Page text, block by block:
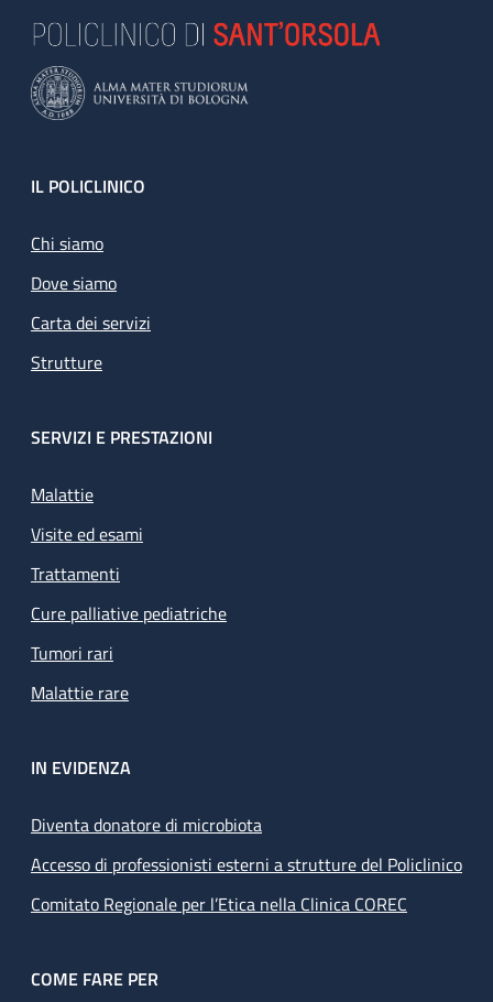
Footer
IL POLICLINICO
Chi siamo
Dove siamo
Carta dei servizi
Strutture
SERVIZI E PRESTAZIONI
Malattie
Visite ed esami
Trattamenti
Cure palliative pediatriche
Tumori rari
Malattie rare
IN EVIDENZA
Diventa donatore di microbiota
Accesso di professionisti esterni a strutture del Policlinico
Comitato Regionale per l’Etica nella Clinica COREC
COME FARE PER